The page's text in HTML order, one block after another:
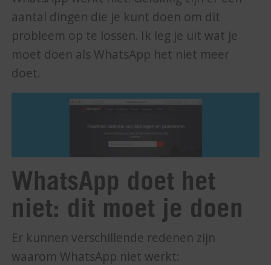
aantal dingen die je kunt doen om dit
probleem op te lossen. Ik leg je uit wat je
moet doen als WhatsApp het niet meer
doet.
WhatsApp doet het
niet: dit moet je doen
Er kunnen verschillende redenen zijn
waarom WhatsApp niet werkt: